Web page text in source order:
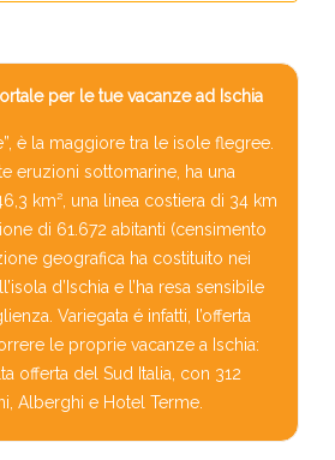
per le tue vacanze ad Ischia
è la maggiore tra le isole flegree.
eruzioni sottomarine, ha una
km², una linea costiera di 34 km
di 61.672 abitanti (censimento
geografica ha costituito nei
d’Ischia e l’ha resa sensibile
Variegata é infatti, l’offerta
le proprie vacanze a Ischia:
offerta del Sud Italia, con 312
Alberghi e Hotel Terme.